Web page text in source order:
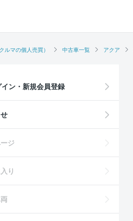
ルマの個人売買） 中古車一覧 アクア
イン・新規会員登録
ジ
り